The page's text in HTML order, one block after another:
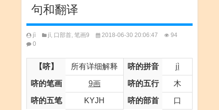
句和翻译
jì jī, 口部首, 笔画9 2018-06-30 20:06:47
94
0
【哜】 所有详细解释 哜的拼音 jì
哜的笔画 9画 哜的五行 木
哜的五笔 KYJH 哜的部首 口